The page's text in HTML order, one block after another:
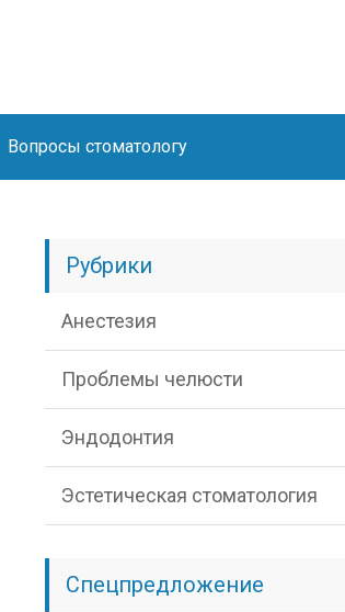
Вопросы стоматологу
Рубрики
Анестезия
Проблемы челюсти
Эндодонтия
Эстетическая стоматология
Спецпредложение